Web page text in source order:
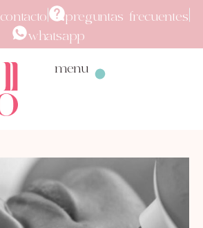
contacto
preguntas frecuentes
whatsapp
menu